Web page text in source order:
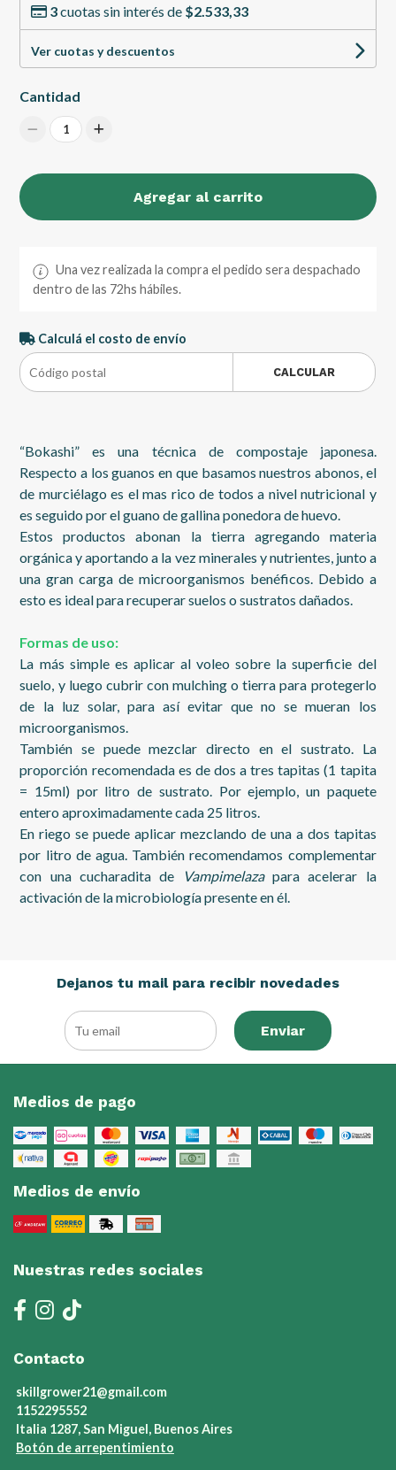
3cuotas sin interés de $2.533,33
Ver cuotas y descuentos
Cantidad
1
Agregar al carrito
Una vez realizada la compra el pedido sera despachado
dentro de las 72hs hábiles.
Calculá el costo de envío
CALCULAR
“Bokashi” es una técnica de compostaje japonesa.
Respecto a los guanos en que basamos nuestros abonos, el
de murciélago es el mas rico de todos a nivel nutricional y
es seguido por el guano de gallina ponedora de huevo.
Estos productos abonan la tierra agregando materia
orgánica y aportando a la vez minerales y nutrientes, junto a
una gran carga de microorganismos benéficos. Debido a
esto es ideal para recuperar suelos o sustratos dañados.
Formas de uso:
La más simple es aplicar al voleo sobre la superficie del
suelo, y luego cubrir con mulching o tierra para protegerlo
de la luz solar, para así evitar que no se mueran los
microorganismos.
También se puede mezclar directo en el sustrato. La
proporción recomendada es de dos a tres tapitas (1 tapita
= 15ml) por litro de sustrato. Por ejemplo, un paquete
entero aproximadamente cada 25 litros.
En riego se puede aplicar mezclando de una a dos tapitas
por litro de agua. También recomendamos complementar
con una cucharadita de
Vampimelazapara acelerar la
activación de la microbiología presente en él.
Dejanos tu mail para recibir novedades
Enviar
Medios de pago
Medios de envío
Nuestras redes sociales
Contacto
skillgrower21@gmail.com
1152295552
Italia 1287, San Miguel, Buenos Aires
Botón de arrepentimiento